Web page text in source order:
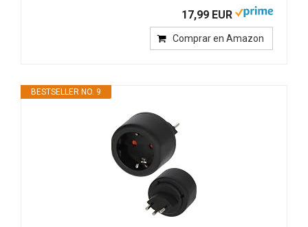
17,99 EUR
Comprar en Amazon
BESTSELLER NO. 9